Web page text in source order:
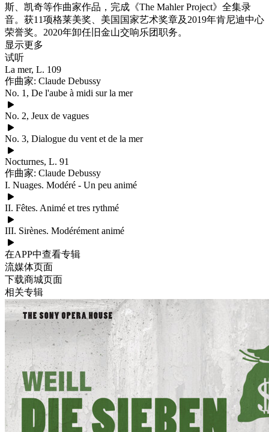
斯、凯奇等作曲家作品，完成《The Mahler Project》全集录
音。获11项格莱美奖、美国国家艺术奖章及2019年肯尼迪中心
荣誉奖。2020年卸任旧金山交响乐团职务。
显示更多
试听
La mer, L. 109
作曲家: Claude Debussy
No. 1, De l'aube à midi sur la mer
No. 2, Jeux de vagues
No. 3, Dialogue du vent et de la mer
Nocturnes, L. 91
作曲家: Claude Debussy
I. Nuages. Modéré - Un peu animé
II. Fêtes. Animé et tres rythmé
III. Sirènes. Modérément animé
在APP中查看专辑
流媒体页面
下载商城页面
相关专辑